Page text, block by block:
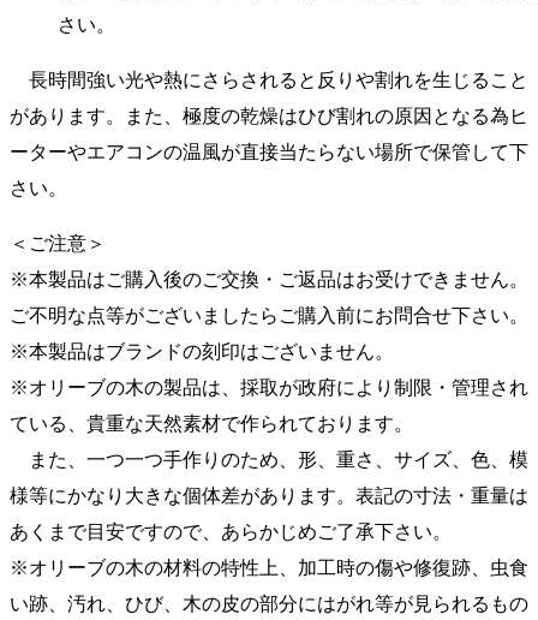
さい。
長時間強い光や熱にさらされると反りや割れを生じること
があります。また、極度の乾燥はひび割れの原因となる為ヒ
ーターやエアコンの温風が直接当たらない場所で保管して下
さい。
＜ご注意＞
※本製品はご購入後のご交換・ご返品はお受けできません。
ご不明な点等がございましたらご購入前にお問合せ下さい。
※本製品はブランドの刻印はございません。
※オリーブの木の製品は、採取が政府により制限・管理され
ている、貴重な天然素材で作られております。
また、一つ一つ手作りのため、形、重さ、サイズ、色、模
様等にかなり大きな個体差があります。表記の寸法・重量は
あくまで目安ですので、あらかじめご了承下さい。
※オリーブの木の材料の特性上、加工時の傷や修復跡、虫食
い跡、汚れ、ひび、木の皮の部分にはがれ等が見られるもの